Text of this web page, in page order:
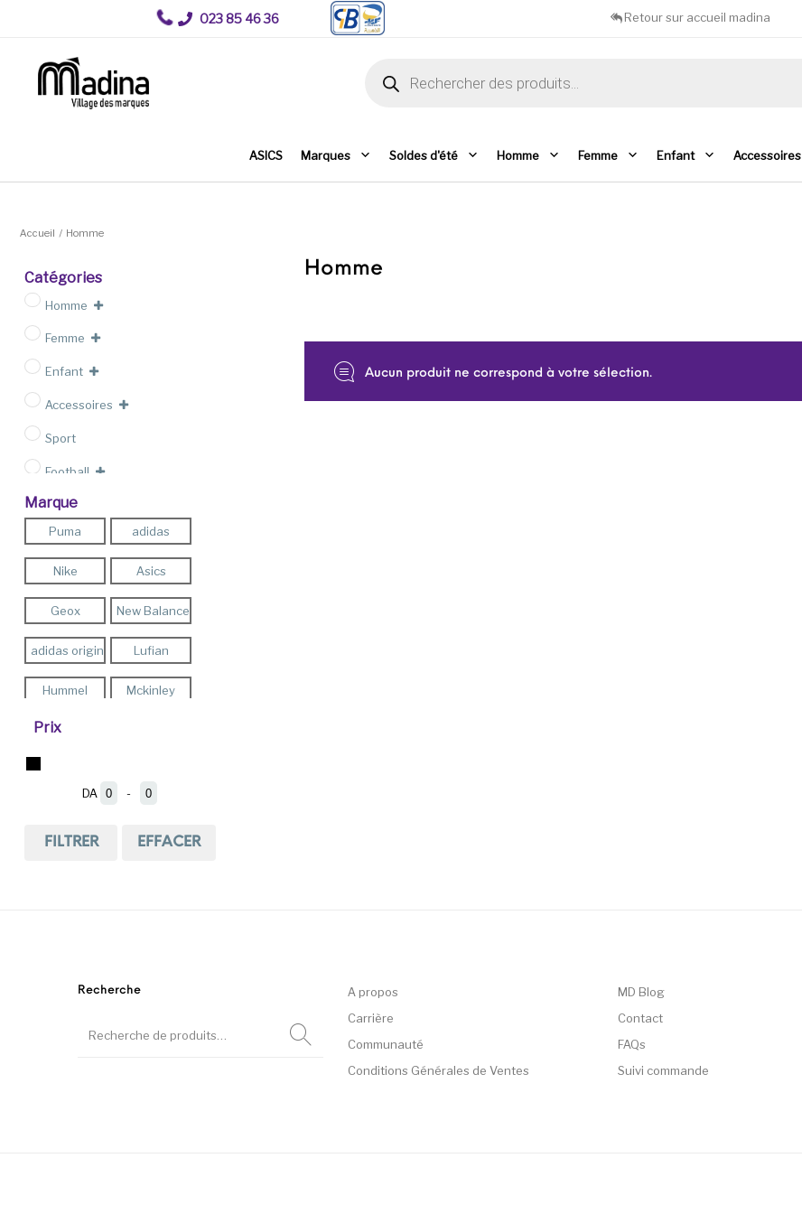
023 85 46 36 Retour sur accueil madina
ASICS Marques Soldes d'été Homme Femme Enfant Accessoires
Accueil / Homme
Catégories
Homme
Femme
Enfant
Accessoires
Sport
Football
Outlet
Marque
Puma adidas
Nike Asics
Geox New Balance
adidas originals Lufian
Hummel Mckinley
Pro -Touch
Teddy Smith
We Fly
Prix
DA Minimum Price
-
Maximum Price
FILTRER EFFACER
Homme
Aucun produit ne correspond à votre sélection.
Recherche
A propos
Carrière
Communauté
Conditions Générales de Ventes
MD Blog
Contact
FAQs
Suivi commande